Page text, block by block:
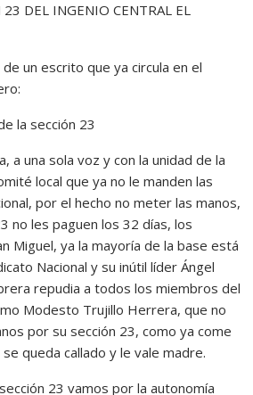
23 DEL INGENIO CENTRAL EL
un escrito que ya circula en el
la sección 23
a una sola voz y con la unidad de la
local que ya no le manden las
por el hecho no meter las manos,
no les paguen los 32 días, los
Miguel, ya la mayoría de la base está
Nacional y su inútil líder Ángel
repudia a todos los miembros del
Modesto Trujillo Herrera, que no
por su sección 23, como ya come
queda callado y le vale madre.
23 vamos por la autonomía